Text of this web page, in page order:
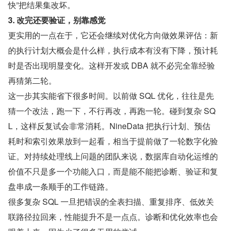
快”把结果集改坏。
3. 改完还要验证，别靠感觉
更实用的一点在于，它还会继续对优化方向做效果评估：新
的执行计划大概会是什么样，执行成本有没有下降，预计耗
时是否出现明显变化。这样开发或 DBA 就不必完全靠经验
再猜第二轮。
这一步其实能省下很多时间。以前做 SQL 优化，往往是先
猜一个改法，跑一下，不行再改，再跑一轮。碰到复杂 SQ
L，这样反复试会非常消耗。NineData 把执行计划、预估
耗时和索引效果放到一起看，相当于提前做了一轮数字化验
证。对持续处理线上问题的团队来说，数据库自动化运维的
价值不只是多一个功能入口，而是能不能把诊断、验证和复
盘串成一条顺手的工作链路。
很多复杂 SQL 一旦把错误的全表扫描、重复排序、低效关
联路径拉回来，性能提升不是一点点。诊断和优化效率也会